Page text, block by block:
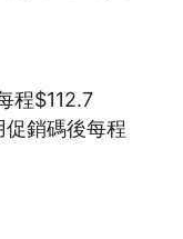
程$112.7
銷碼後每程